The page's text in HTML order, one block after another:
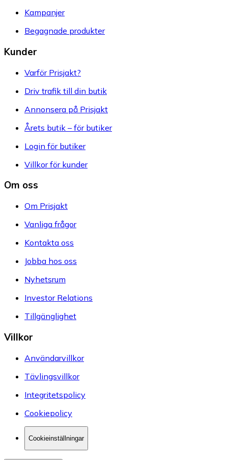
Kampanjer
Begagnade produkter
Kunder
Varför Prisjakt?
Driv trafik till din butik
Annonsera på Prisjakt
Årets butik – för butiker
Login för butiker
Villkor för kunder
Om oss
Om Prisjakt
Vanliga frågor
Kontakta oss
Jobba hos oss
Nyhetsrum
Investor Relations
Tillgänglighet
Villkor
Användarvillkor
Tävlingsvillkor
Integritetspolicy
Cookiepolicy
Cookieinställningar